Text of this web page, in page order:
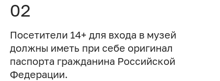
02
Посетители 14+ для входа в музей
должны иметь при себе оригинал
паспорта гражданина Российской
Федерации.